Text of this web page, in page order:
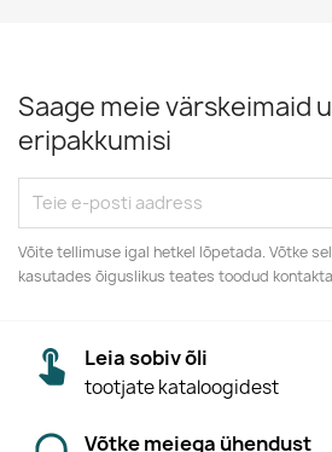
Saage meie värskeimaid
eripakkumisi
Võite tellimuse igal hetkel lõpetada. Võtke
kasutades õiguslikus teates toodud
Leia sobiv õli
tootjate kataloogidest
Võtke meiega ühendust